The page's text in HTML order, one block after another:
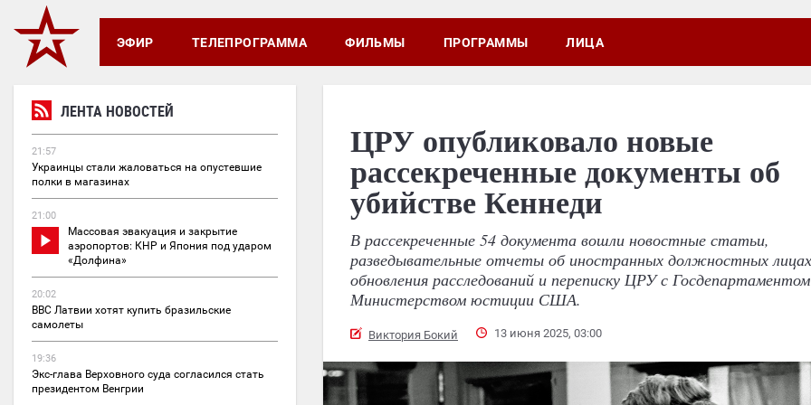
ЭФИР ТЕЛЕПРОГРАММА ФИЛЬМЫ ПРОГРАММЫ ЛИЦА
ЛЕНТА НОВОСТЕЙ
21:57
Украинцы стали жаловаться на опустевшие
полки в магазинах
21:00
Массовая эвакуация и закрытие
аэропортов: КНР и Япония под ударом
«Долфина»
20:02
ВВС Латвии хотят купить бразильские
самолеты
19:36
Экс-глава Верховного суда согласился стать
президентом Венгрии
ЦРУ опубликовало новые
рассекреченные документы об
убийстве Кеннеди
В рассекреченные 54 документа вошли новостные статьи,
разведывательные отчеты об иностранных должностных
обновления расследований и переписку ЦРУ с
Министерством юстиции США.
Виктория Бокий 13 июня 2025, 03:00